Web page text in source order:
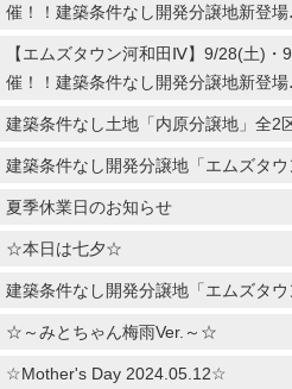
催！！建築条件なし開発分譲地新登場
【エムズタウン河和田Ⅳ】9/28(土)・
催！！建築条件なし開発分譲地新登場
建築条件なし土地「内原分譲地」全2
建築条件なし開発分譲地「エムズタ
夏季休業日のお知らせ
☆本日は七夕☆
建築条件なし開発分譲地「エムズタ
☆～みとちゃん梅雨Ver.～☆
☆Mother's Day 2024.05.12☆